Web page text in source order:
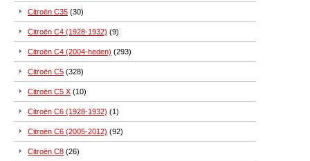
Citroën C35 (30)
Citroën C4 (1928-1932) (9)
Citroën C4 (2004-heden) (293)
Citroën C5 (328)
Citroën C5 X (10)
Citroën C6 (1928-1932) (1)
Citroën C6 (2005-2012) (92)
Citroën C8 (26)